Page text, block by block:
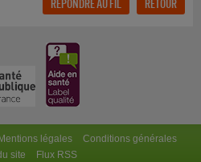
RÉPONDRE AU FIL RETOUR
légales
Conditions générales
site
Flux RSS